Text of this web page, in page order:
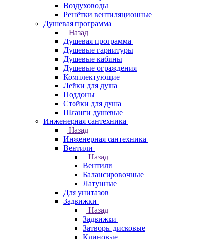
Воздуховоды
Решётки вентиляционные
Душевая программа
Назад
Душевая программа
Душевые гарнитуры
Душевые кабины
Душевые ограждения
Комплектующие
Лейки для душа
Поддоны
Стойки для душа
Шланги душевые
Инженерная сантехника
Назад
Инженерная сантехника
Вентили
Назад
Вентили
Балансировочные
Латунные
Для унитазов
Задвижки
Назад
Задвижки
Затворы дисковые
Клиновые